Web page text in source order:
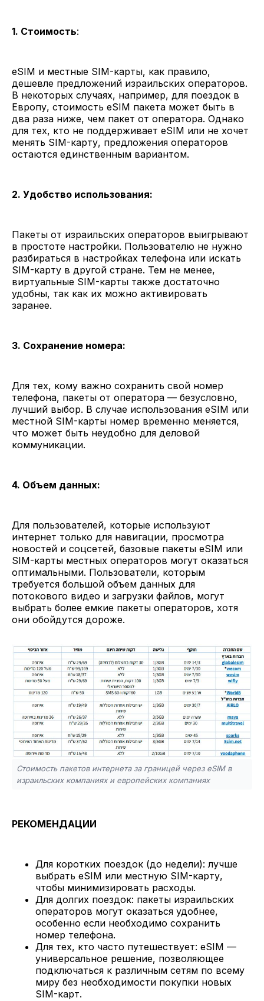
1. Стоимость:
eSIM и местные SIM-карты, как правило,
дешевле предложений израильских операторов.
В некоторых случаях, например, для поездок в
Европу, стоимость eSIM пакета может быть в
два раза ниже, чем пакет от оператора. Однако
для тех, кто не поддерживает eSIM или не хочет
менять SIM-карту, предложения операторов
остаются единственным вариантом.
2. Удобство использования:
Пакеты от израильских операторов выигрывают
в простоте настройки. Пользователю не нужно
разбираться в настройках телефона или искать
SIM-карту в другой стране. Тем не менее,
виртуальные SIM-карты также достаточно
удобны, так как их можно активировать
заранее.
3. Сохранение номера:
Для тех, кому важно сохранить свой номер
телефона, пакеты от оператора — безусловно,
лучший выбор. В случае использования eSIM или
местной SIM-карты номер временно меняется,
что может быть неудобно для деловой
коммуникации.
4. Объем данных:
Для пользователей, которые используют
интернет только для навигации, просмотра
новостей и соцсетей, базовые пакеты eSIM или
SIM-карты местных операторов могут оказаться
оптимальными. Пользователи, которым
требуется большой объем данных для
потокового видео и загрузки файлов, могут
выбрать более емкие пакеты операторов, хотя
они обойдутся дороже.
Стоимость пакетов интернета за границей через eSIM в
израильских компаниях и европейских компаниях
РЕКОМЕНДАЦИИ
Для коротких поездок (до недели): лучше
выбрать eSIM или местную SIM-карту,
чтобы минимизировать расходы.
Для долгих поездок: пакеты израильских
операторов могут оказаться удобнее,
особенно если необходимо сохранить
номер телефона.
Для тех, кто часто путешествует: eSIM —
универсальное решение, позволяющее
подключаться к различным сетям по всему
миру без необходимости покупки новых
SIM-карт.